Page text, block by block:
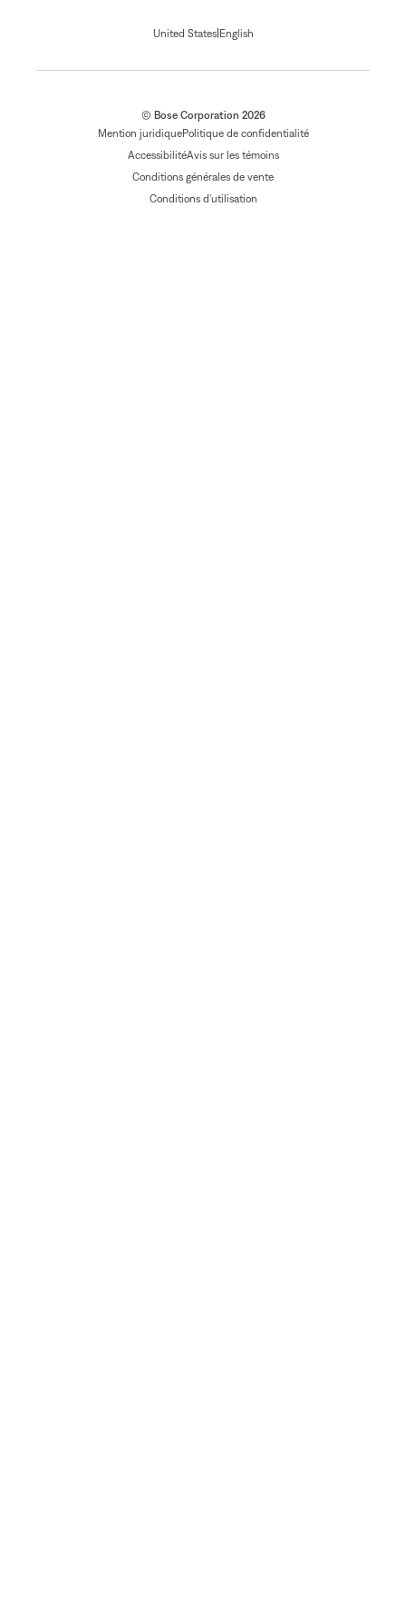
United States| English
© Bose Corporation 2026
Mention juridiquePolitique de confidentialité
AccessibilitéAvis sur les témoins
Conditions générales de vente
Conditions d'utilisation